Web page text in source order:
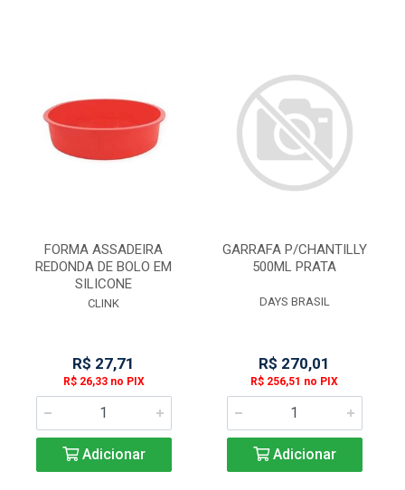
FORMA ASSADEIRA
REDONDA DE BOLO EM
SILICONE
CLINK
R$ 27,71
R$ 26,33 no PIX
Adicionar
GARRAFA P/CHANTILLY
500ML PRATA
DAYS BRASIL
R$ 270,01
R$ 256,51 no PIX
Adicionar